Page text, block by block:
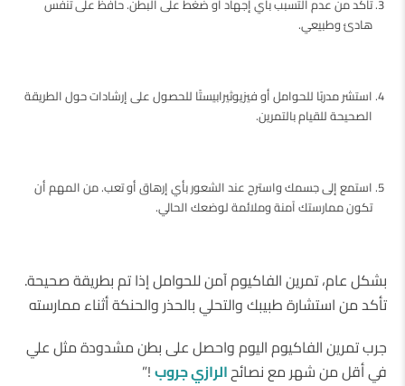
تأكد من عدم التسبب بأي إجهاد أو ضغط على البطن. حافظ على تنفس
هادئ وطبيعي.
استشر مدربًا للحوامل أو فيزيوثيرابيستًا للحصول على إرشادات حول الطريقة
الصحيحة للقيام بالتمرين.
استمع إلى جسمك واسترح عند الشعور بأي إرهاق أو تعب. من المهم أن
تكون ممارستك آمنة وملائمة لوضعك الحالي.
بشكل عام، تمرين الفاكيوم آمن للحوامل إذا تم بطريقة صحيحة.
تأكد من استشارة طبيبك والتحلي بالحذر والحنكة أثناء ممارسته
جرب تمرين الفاكيوم اليوم واحصل على بطن مشدودة مثل علي
في أقل من شهر مع نصائحالرازي جروب!”